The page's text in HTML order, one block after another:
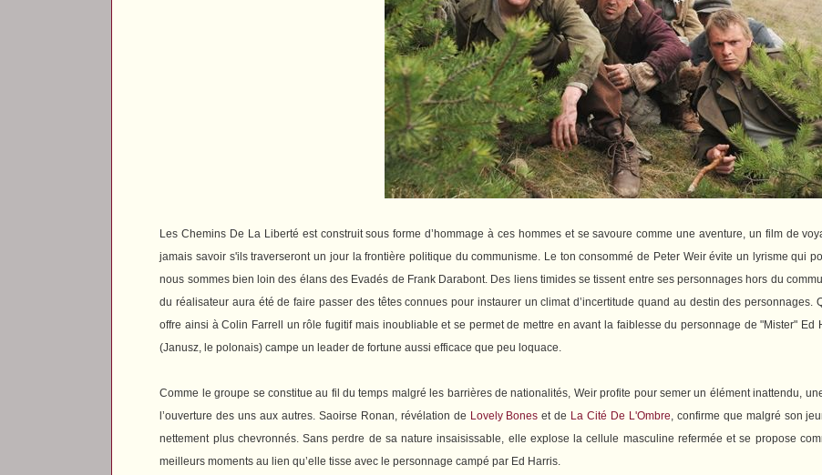
Les Chemins De La Liberté est construit sous forme d’hommage à ces hommes et se savoure comme une aventure, un film de
jamais savoir s'ils traverseront un jour la frontière politique du communisme. Le ton consommé de Peter Weir évite un lyrisme qui
nous sommes bien loin des élans des Evadés de Frank Darabont. Des liens timides se tissent entre ses personnages hors du
du réalisateur aura été de faire passer des têtes connues pour instaurer un climat d’incertitude quand au destin des personnages.
offre ainsi à Colin Farrell un rôle fugitif mais inoubliable et se permet de mettre en avant la faiblesse du personnage de "Mister" Ed
(Janusz, le polonais) campe un leader de fortune aussi efficace que peu loquace.
Comme le groupe se constitue au fil du temps malgré les barrières de nationalités, Weir profite pour semer un élément inattendu,
l’ouverture des uns aux autres. Saoirse Ronan, révélation de Lovely Bones et de La Cité De L'Ombre , confirme que malgré son
nettement plus chevronnés. Sans perdre de sa nature insaisissable, elle explose la cellule masculine refermée et se propose
meilleurs moments au lien qu’elle tisse avec le personnage campé par Ed Harris.